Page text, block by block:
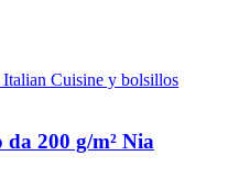
200 g/m² Nia